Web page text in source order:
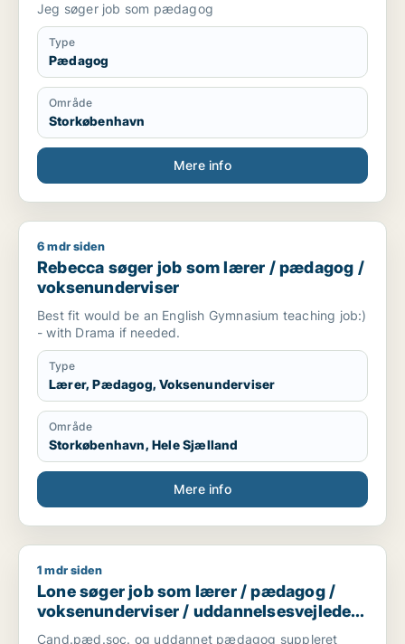
Jeg søger job som pædagog
Type
Pædagog
Område
Storkøbenhavn
Mere info
Rebecca søger job som lærer / pædagog /
6 mdr siden
Rebecca søger job som lærer / pædagog /
voksenunderviser
Best fit would be an English Gymnasium teaching job:)
- with Drama if needed.
Type
Lærer, Pædagog, Voksenunderviser
Område
Storkøbenhavn, Hele Sjælland
Mere info
Lone søger job som lærer / pædagog / voksenunderviser /
1 mdr siden
Lone søger job som lærer / pædagog /
voksenunderviser / uddannelsesvejleder /
karriererådgiver
Cand.pæd.soc. og uddannet pædagog suppleret